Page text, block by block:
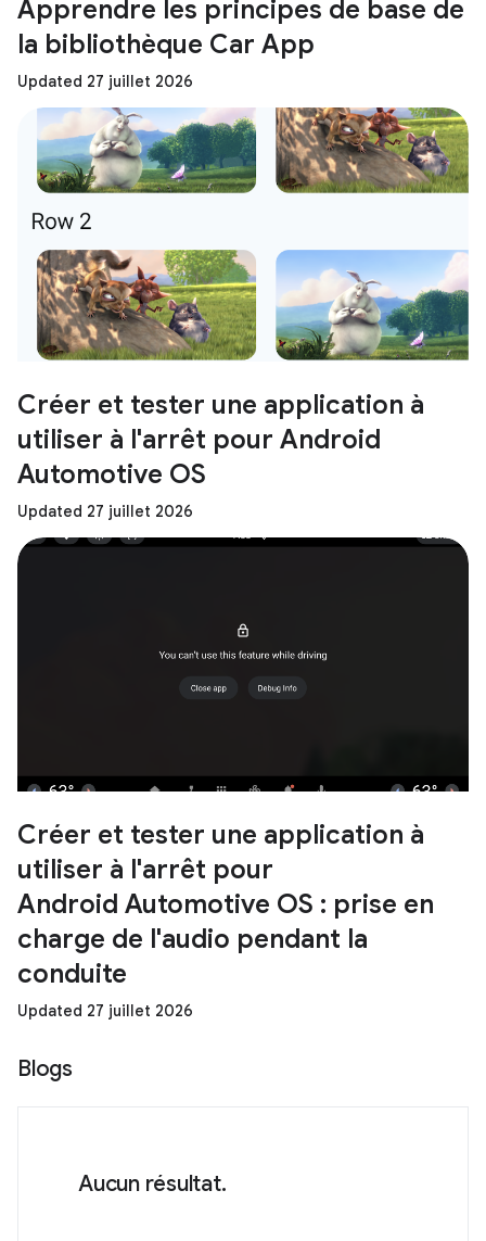
Apprendre les principes de base de
la bibliothèque Car App
Updated 27 juillet 2026
Créer et tester une application à
utiliser à l'arrêt pour Android
Automotive OS
Updated 27 juillet 2026
Créer et tester une application à
utiliser à l'arrêt pour
Android Automotive OS : prise en
charge de l'audio pendant la
conduite
Updated 27 juillet 2026
Blogs
Aucun résultat.